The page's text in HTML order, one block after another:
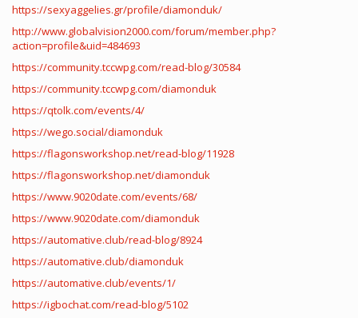
https://sexyaggelies.gr/profile/diamonduk/
http://www.globalvision2000.com/forum/member.php?
action=profile&uid=484693
https://community.tccwpg.com/read-blog/30584
https://community.tccwpg.com/diamonduk
https://qtolk.com/events/4/
https://wego.social/diamonduk
https://flagonsworkshop.net/read-blog/11928
https://flagonsworkshop.net/diamonduk
https://www.9020date.com/events/68/
https://www.9020date.com/diamonduk
https://automative.club/read-blog/8924
https://automative.club/diamonduk
https://automative.club/events/1/
https://igbochat.com/read-blog/5102